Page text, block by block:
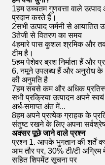
1हम उच्चतम गुणवत्ता वाले उत्पाद
प्रदान करते हैं।
2सभी उत्पाद जर्मनी से आयातित
3तेजी से वितरण का समय
4हमारे पास कुशल श्रमिक और
टीम है।
5हम पेशेवर ब्रश निर्माता हैं और
6. नमूने उपलब्ध हैं और अनुरोध
की अनुमति है
7हम सबसे कम और अधिक
सभी प्रक्रिया उत्पादन अपने
अर्ध-समाप्त अंत में...
8हम अपने प्रत्येक ग्राहक के
संतुष्ट रखने के लिए अपना
अक्सर पूछे जाने वाले प्रश्न
प्रश्न 1. आपके भुगतान की शर्तें
आम तौर पर, 30% टी/टी अग्रिम
सहित शिपमेंट सूचना पर